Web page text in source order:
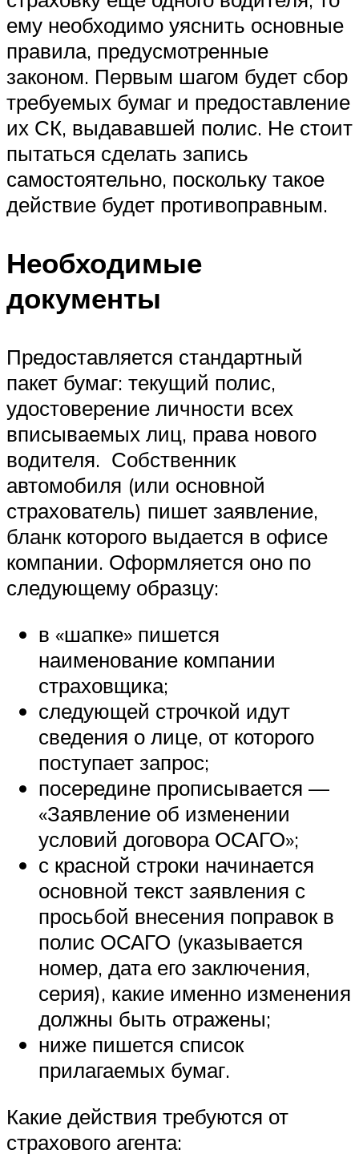
ему необходимо уяснить основные
правила, предусмотренные
законом. Первым шагом будет сбор
требуемых бумаг и предоставление
их СК, выдававшей полис. Не стоит
пытаться сделать запись
самостоятельно, поскольку такое
действие будет противоправным.
Необходимые
документы
Предоставляется стандартный
пакет бумаг: текущий полис,
удостоверение личности всех
вписываемых лиц, права нового
водителя. Собственник
автомобиля (или основной
страхователь) пишет заявление,
бланк которого выдается в офисе
компании. Оформляется оно по
следующему образцу:
в «шапке» пишется
наименование компании
страховщика;
следующей строчкой идут
сведения о лице, от которого
поступает запрос;
посередине прописывается —
«Заявление об изменении
условий договора ОСАГО»;
с красной строки начинается
основной текст заявления с
просьбой внесения поправок в
полис ОСАГО (указывается
номер, дата его заключения,
серия), какие именно изменения
должны быть отражены;
ниже пишется список
прилагаемых бумаг.
Какие действия требуются от
страхового агента: